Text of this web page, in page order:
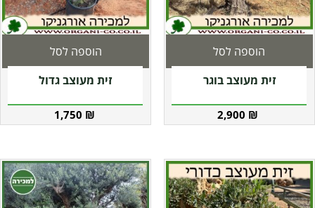
זית מעוצב בוגר
2,900 ₪
הוספה לסל
זית מעוצב גדול
1,750 ₪
הוספה לסל